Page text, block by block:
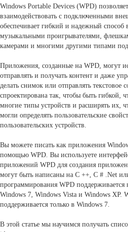
Windows Portable Devices (WPD)
взаимодействовать с подключенными
обеспечивает гибкий и надежный способ
музыкальными проигрывателями,
камерами и многими другими типами
Приложения, созданные на WPD, могут
отправлять и получать контент и даже
делать снимок или отправлять текстовое
спроектирована так, чтобы быть гибкой,
многие типы устройств и расширять их,
могли определять пользовательские
пользовательских устройств.
Вы можете писать как приложения
помощью WPD. Вы используете
приложений WPD для создания
могут быть написаны на C ++, C # .Net
программирования WPD поддерживается
Windows 7, Windows Vista и Windows XP.
поддерживается только в Windows 7.
В этой статье мы научимся получать